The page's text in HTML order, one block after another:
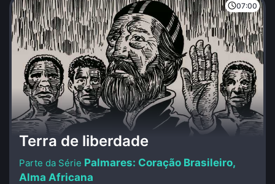
07:00
Terra de liberdade
Palmares: Coração Brasileiro,
Alma Africana